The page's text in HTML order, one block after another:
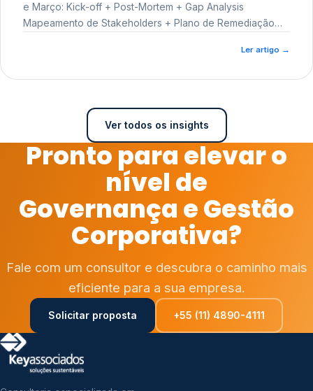
e Março: Kick-off + Post-Mortem + Gap Analysis
Mapeamento de Stakeholders + Plano de Remediação
Ler artigo →
Ver todos os insights
Pronto para elevar o
nível de
Governança e Gestão
Corporativa?
Fale com um consultor e descubra o caminho mais
eficiente para a sua empresa.
Solicitar proposta +55 (11) 4890-4111